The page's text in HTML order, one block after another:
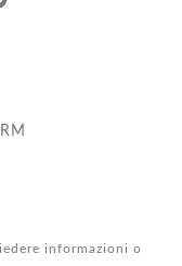
informazioni o